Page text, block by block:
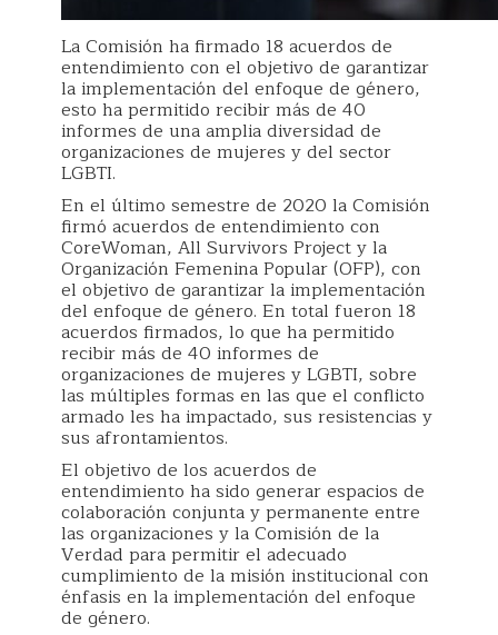
La Comisión ha firmado 18 acuerdos de
entendimiento con el objetivo de garantizar
la implementación del enfoque de género,
esto ha permitido recibir más de 40
informes de una amplia diversidad de
organizaciones de mujeres y del sector
LGBTI.
En el último semestre de 2020 la Comisión
firmó acuerdos de entendimiento con
CoreWoman, All Survivors Project y la
Organización Femenina Popular (OFP), con
el objetivo de garantizar la implementación
del enfoque de género. En total fueron 18
acuerdos firmados, lo que ha permitido
recibir más de 40 informes de
organizaciones de mujeres y LGBTI, sobre
las múltiples formas en las que el conflicto
armado les ha impactado, sus resistencias y
sus afrontamientos.
El objetivo de los acuerdos de
entendimiento ha sido generar espacios de
colaboración conjunta y permanente entre
las organizaciones y la Comisión de la
Verdad para permitir el adecuado
cumplimiento de la misión institucional con
énfasis en la implementación del enfoque
de género.